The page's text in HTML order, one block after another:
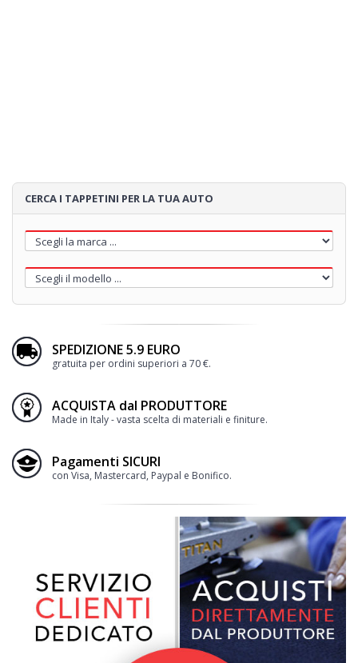
CERCA I TAPPETINI PER LA TUA AUTO
SPEDIZIONE 5.9 EURO
gratuita per ordini superiori a 70 €.
ACQUISTA dal PRODUTTORE
Made in Italy - vasta scelta di materiali e finiture.
Pagamenti SICURI
con Visa, Mastercard, Paypal e Bonifico.